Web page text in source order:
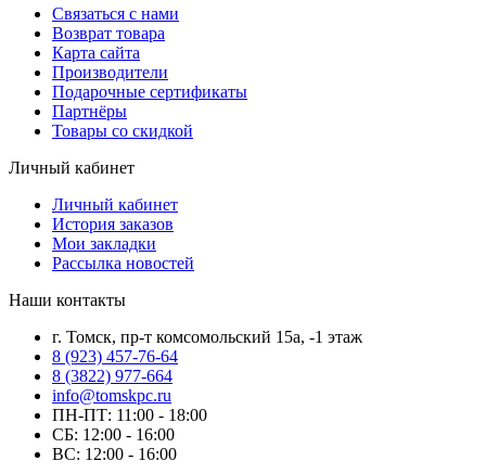
Связаться с нами
Возврат товара
Карта сайта
Производители
Подарочные сертификаты
Партнёры
Товары со скидкой
Личный кабинет
Личный кабинет
История заказов
Мои закладки
Рассылка новостей
Наши контакты
г. Томск, пр-т комсомольский 15а, -1 этаж
8 (923) 457-76-64
8 (3822) 977-664
info@tomskpc.ru
ПН-ПТ: 11:00 - 18:00
СБ: 12:00 - 16:00
ВС: 12:00 - 16:00